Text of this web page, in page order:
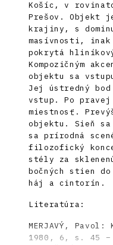
Košíc, v
Prešov. Objekt
krajiny, s
masívnosti,
pokrytá
Kompozičným
objektu sa
Jej ústredný
vstup. Po pravej
miestnosť.
objektu. Sieň
sa prírodná
filozofický
stély za
bočných stien
háj a cintorín.
Literatúra:
MERJAVÝ,
1980, 6, s. 45 –